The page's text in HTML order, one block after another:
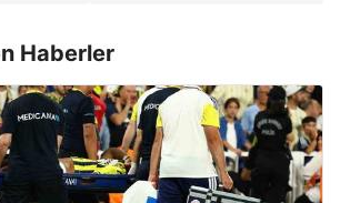
Haberler